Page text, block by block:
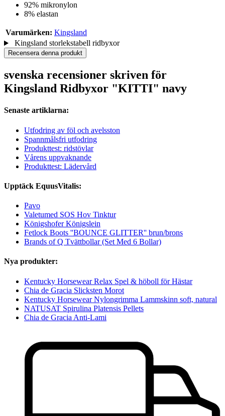
92% mikronylon
8% elastan
Varumärken: Kingsland
Kingsland storlekstabell ridbyxor
Recensera denna produkt
svenska recensioner skriven för
Kingsland Ridbyxor "KITTI" navy
Senaste artiklarna:
Utfodring av föl och avelsston
Spannmålsfri utfodring
Produkttest: ridstövlar
Vårens uppvaknande
Produkttest: Lädervård
Upptäck EquusVitalis:
Pavo
Valetumed SOS Hov Tinktur
Königshofer Königslein
Fetlock Boots ''BOUNCE GLITTER'' brun/brons
Brands of Q Tvättbollar (Set Med 6 Bollar)
Nya produkter:
Kentucky Horsewear Relax Spel & höboll för Hästar
Chia de Gracia Slicksten Morot
Kentucky Horsewear Nylongrimma Lammskinn soft, natural
NATUSAT Spirulina Platensis Pellets
Chia de Gracia Anti-Lami